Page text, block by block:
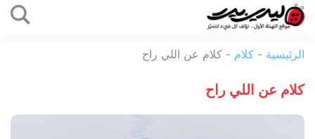
المحتوى
بيرد
الرئيسية - كلام - كلام عن اللي راح
كلام عن اللي راح